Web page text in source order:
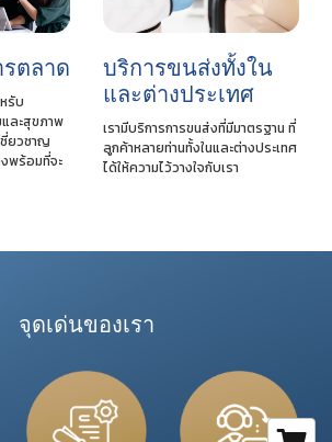
ตลาด
รับ
ละสุขภาพ
ชี่ยวชาญ
พร้อมที่จะ
บริการขนส่งทั้งใน
และต่างประเทศ
เรามีบริการการขนส่งที่มีมาตรฐาน ที่
ลูกค้าหลายท่านทั้งในและต่างประเทศ
ได้ให้ความไว้วางใจกับเรา
จุดเด่นของเรา